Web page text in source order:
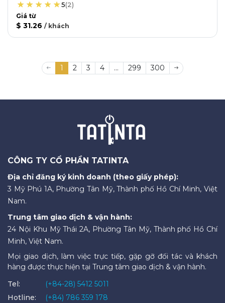
5(2)
Giá từ
$ 31.26 / khách
1 2 3 4 ... 299 300
CÔNG TY CỔ PHẦN TATINTA
Địa chỉ đăng ký kinh doanh (theo giấy phép):
3 Mỹ Phú 1A, Phường Tân Mỹ, Thành phố Hồ Chí Minh, Việt
Nam.
Trung tâm giao dịch & vận hành:
24 Nội Khu Mỹ Thái 2A, Phường Tân Mỹ, Thành phố Hồ Chí
Minh, Việt Nam.
Mọi giao dịch, làm việc trực tiếp, gặp gỡ đối tác và khách
hàng được thực hiện tại Trung tâm giao dịch & vận hành.
Tel:
(+84-28) 5412 5011
Hotline:
(+84) 786 359 178